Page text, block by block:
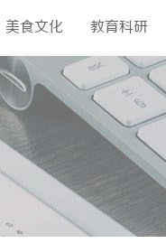
美食文化 教育科研